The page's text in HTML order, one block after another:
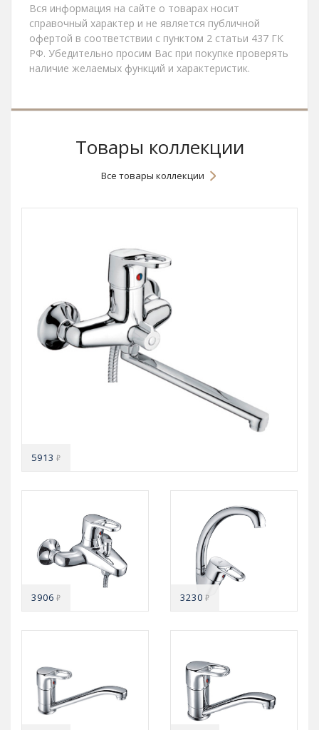
Вся информация на сайте о товарах носит
справочный характер и не является публичной
офертой в соответствии с пунктом 2 статьи 437 ГК
РФ. Убедительно просим Вас при покупке проверять
наличие желаемых функций и характеристик.
Товары коллекции
Все товары коллекции
5913₽
3906₽ 3230₽